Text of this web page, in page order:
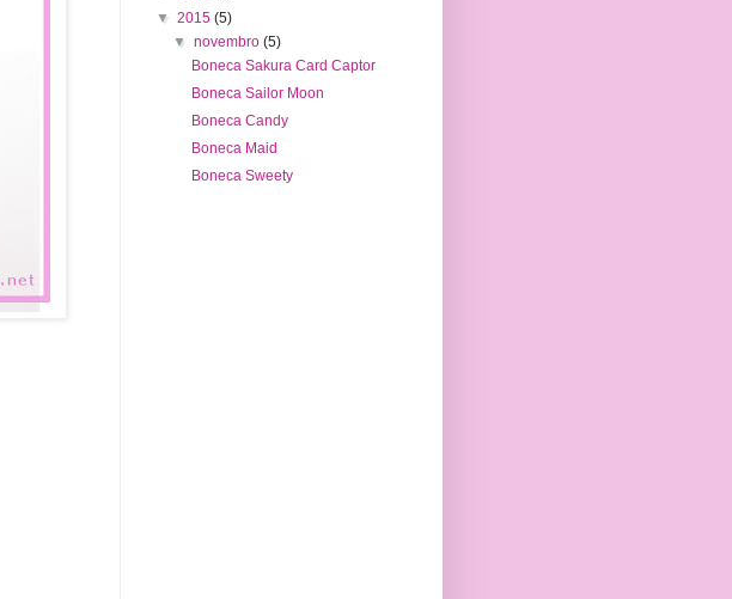
▼ 2015 (5)
▼novembro(5)
Boneca Sakura Card Captor
Boneca Sailor Moon
Boneca Candy
Boneca Maid
Boneca Sweety